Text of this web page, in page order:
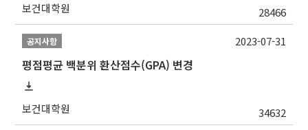
보건대학원 28466
공지사항
평점평균 백분위 환산점수(GPA) 변경
보건대학원 34632
2023-07-31